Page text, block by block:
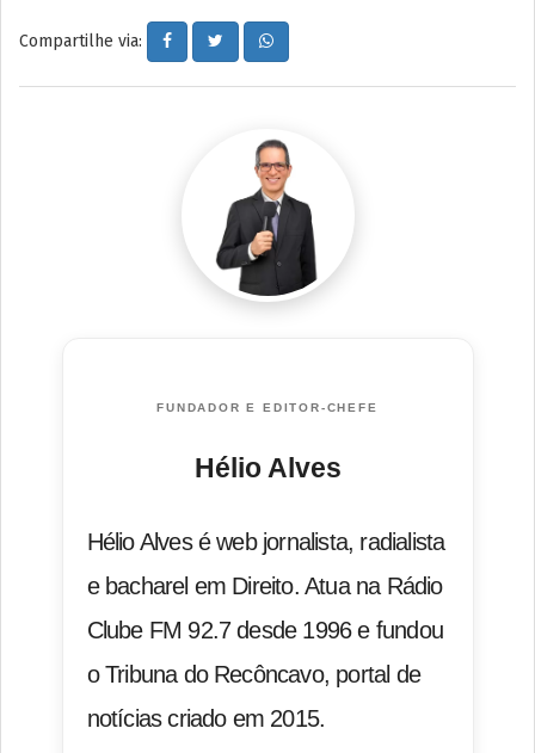
Compartilhe via:
FUNDADOR E EDITOR-CHEFE
Hélio Alves
Hélio Alves é web jornalista, radialista
e bacharel em Direito. Atua na Rádio
Clube FM 92.7 desde 1996 e fundou
o Tribuna do Recôncavo, portal de
notícias criado em 2015.